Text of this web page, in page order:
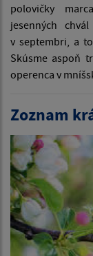
polovičky
jesenných
v septembri, a
Skúsme aspoň
operenca v
Zoznam